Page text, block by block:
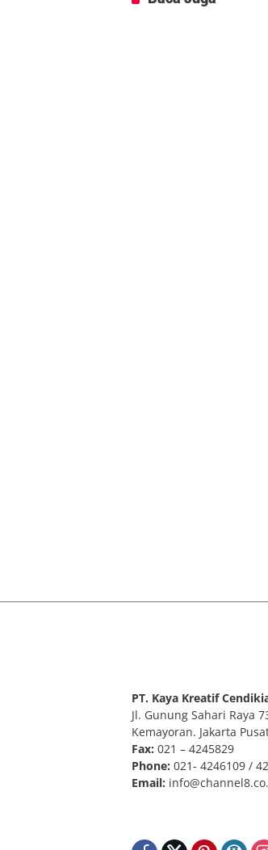
PT. Kaya Kreatif
Jl. Gunung Sahari Raya
Kemayoran. Jakarta
Fax: 021 – 4245829
Phone: 021- 4246109 /
Email: